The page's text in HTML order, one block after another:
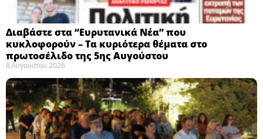
Διαβάστε στα “Ευρυτανικά Νέα” που
κυκλοφορούν – Τα κυριότερα θέματα στο
πρωτοσέλιδο της 5ης Αυγούστου
8 Αυγούστου 2026